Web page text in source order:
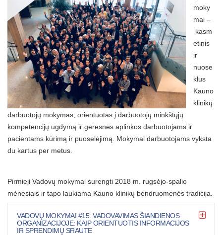
moky
mai –
kasm
etinis
ir
nuose
klus
Kauno
klinikų
darbuotojų mokymas, orientuotas į darbuotojų minkštųjų
kompetencijų ugdymą ir geresnės aplinkos darbuotojams ir
pacientams kūrimą ir puoselėjimą. Mokymai darbuotojams vyksta
du kartus per metus.
Pirmieji Vadovų mokymai surengti 2018 m. rugsėjo-spalio
mėnesiais ir tapo laukiama Kauno klinikų bendruomenės tradicija.
VADOVŲ MOKYMAI #15: VADOVAVIMAS ŠIANDIENOS
ORGANIZACIJOJE: KAIP ORIENTUOTIS INFORMACIJOS
IR SPRENDIMŲ SRAUTE